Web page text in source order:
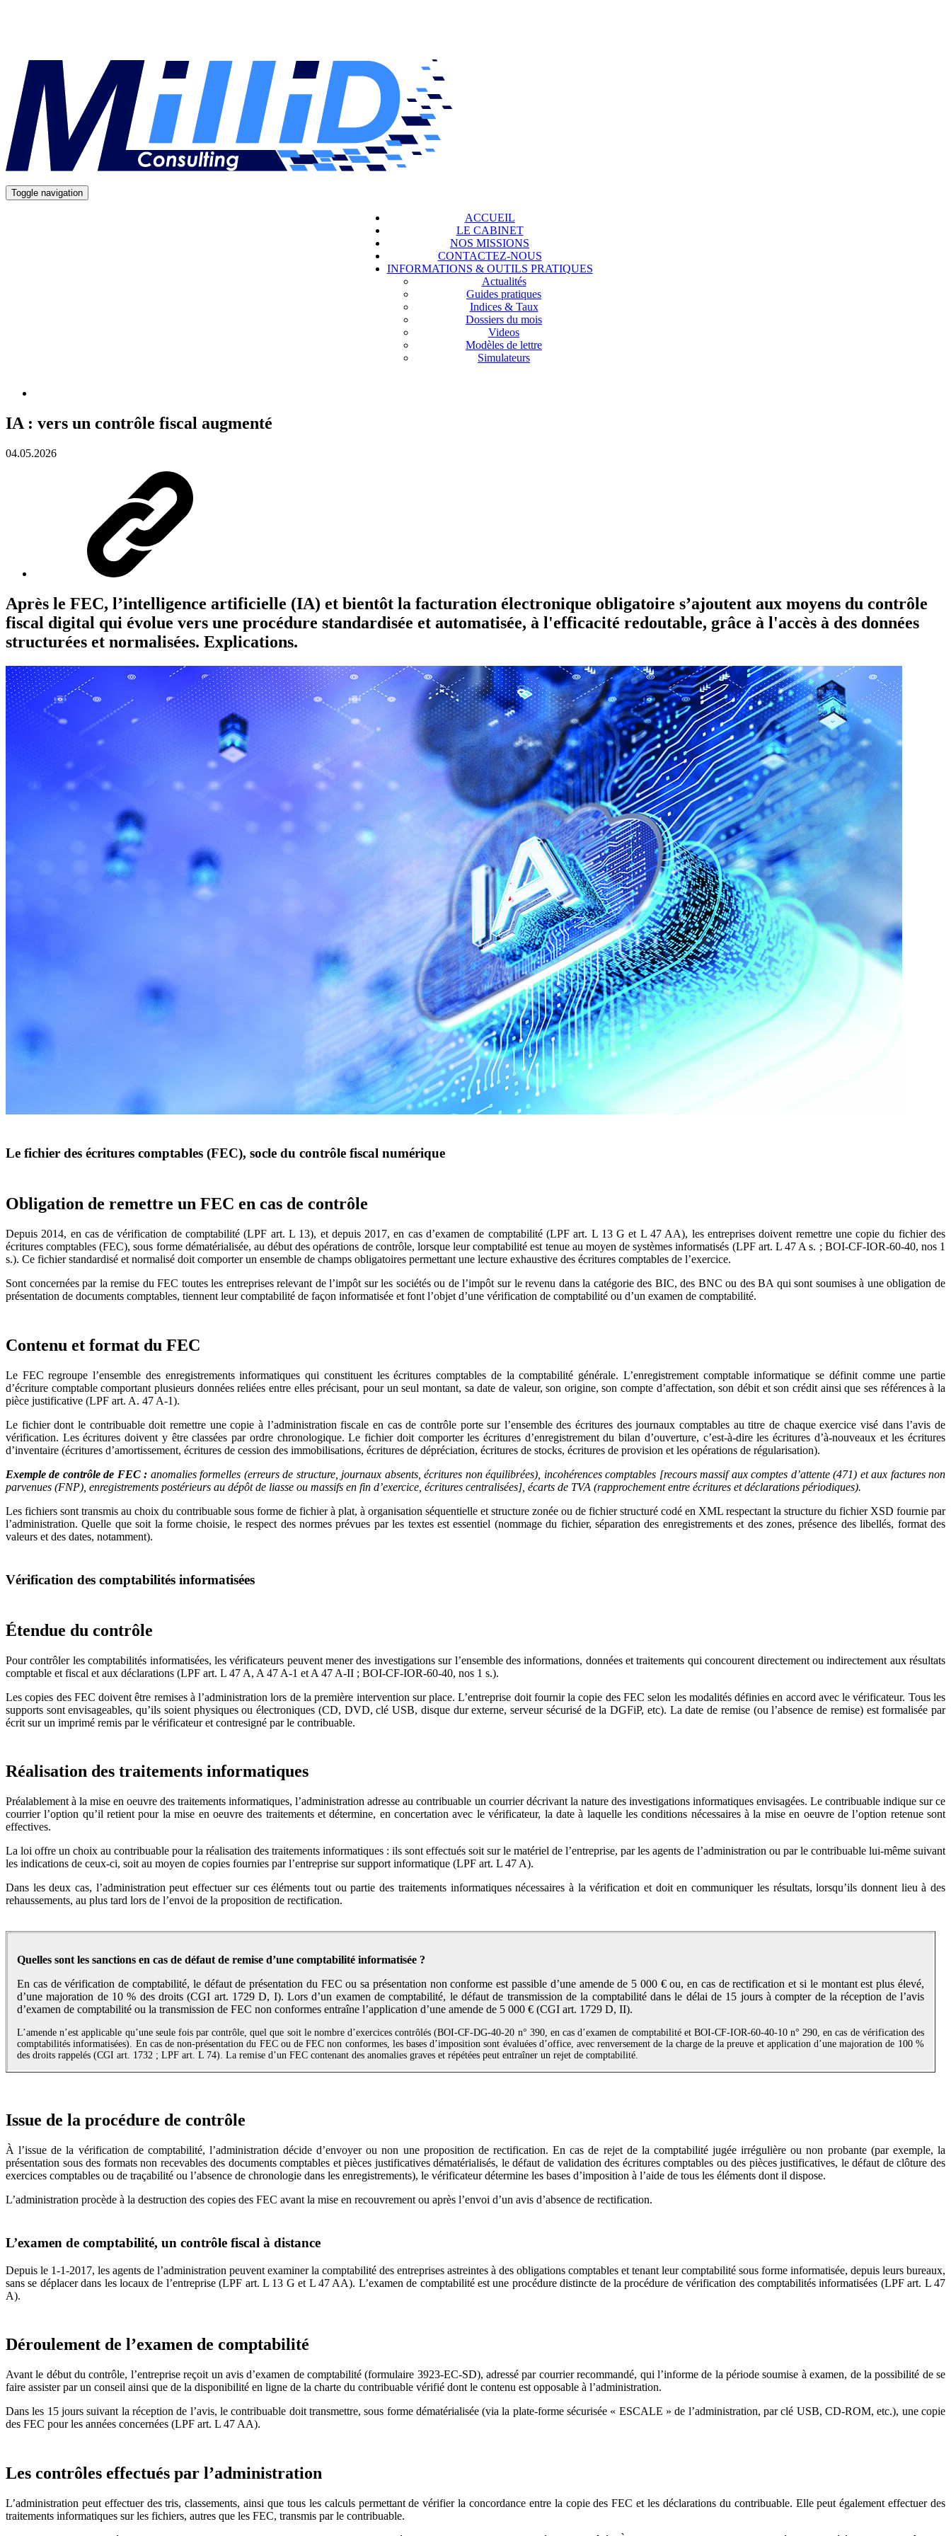
Toggle navigation
ACCUEIL
LE CABINET
NOS MISSIONS
CONTACTEZ-NOUS
INFORMATIONS & OUTILS PRATIQUES
Actualités
Guides pratiques
Indices & Taux
Dossiers du mois
Videos
Modèles de lettre
Simulateurs
IA : vers un contrôle fiscal augmenté
04.05.2026
Après le FEC, l’intelligence artificielle (IA) et bientôt la facturation électronique obligatoire s’ajoutent aux moyens du contrôle
fiscal digital qui évolue vers une procédure standardisée et automatisée, à l'efficacité redoutable, grâce à l'accès à des données
structurées et normalisées. Explications.
Le fichier des écritures comptables (FEC), socle du contrôle fiscal numérique
Obligation de remettre un FEC en cas de contrôle
Depuis 2014, en cas de vérification de comptabilité (LPF art. L 13), et depuis 2017, en cas d’examen de comptabilité (LPF art. L 13 G et L 47 AA), les entreprises doivent remettre une copie du fichier des
écritures comptables (FEC), sous forme dématérialisée, au début des opérations de contrôle, lorsque leur comptabilité est tenue au moyen de systèmes informatisés (LPF art. L 47 A s. ; BOI-CF-IOR-60-40, nos 1
s.). Ce fichier standardisé et normalisé doit comporter un ensemble de champs obligatoires permettant une lecture exhaustive des écritures comptables de l’exercice.
Sont concernées par la remise du FEC toutes les entreprises relevant de l’impôt sur les sociétés ou de l’impôt sur le revenu dans la catégorie des BIC, des BNC ou des BA qui sont soumises à une obligation de
présentation de documents comptables, tiennent leur comptabilité de façon informatisée et font l’objet d’une vérification de comptabilité ou d’un examen de comptabilité.
Contenu et format du FEC
Le FEC regroupe l’ensemble des enregistrements informatiques qui constituent les écritures comptables de la comptabilité générale. L’enregistrement comptable informatique se définit comme une partie
d’écriture comptable comportant plusieurs données reliées entre elles précisant, pour un seul montant, sa date de valeur, son origine, son compte d’affectation, son débit et son crédit ainsi que ses références à la
pièce justificative (LPF art. A. 47 A-1).
Le fichier dont le contribuable doit remettre une copie à l’administration fiscale en cas de contrôle porte sur l’ensemble des écritures des journaux comptables au titre de chaque exercice visé dans l’avis de
vérification. Les écritures doivent y être classées par ordre chronologique. Le fichier doit comporter les écritures d’enregistrement du bilan d’ouverture, c’est-à-dire les écritures d’à-nouveaux et les écritures
d’inventaire (écritures d’amortissement, écritures de cession des immobilisations, écritures de dépréciation, écritures de stocks, écritures de provision et les opérations de régularisation).
Exemple de contrôle de FEC : anomalies formelles (erreurs de structure, journaux absents, écritures non équilibrées), incohérences comptables [recours massif aux comptes d’attente (471) et aux factures non
parvenues (FNP), enregistrements postérieurs au dépôt de liasse ou massifs en fin d’exercice, écritures centralisées], écarts de TVA (rapprochement entre écritures et déclarations périodiques).
Les fichiers sont transmis au choix du contribuable sous forme de fichier à plat, à organisation séquentielle et structure zonée ou de fichier structuré codé en XML respectant la structure du fichier XSD fournie par
l’administration. Quelle que soit la forme choisie, le respect des normes prévues par les textes est essentiel (nommage du fichier, séparation des enregistrements et des zones, présence des libellés, format des
valeurs et des dates, notamment).
Vérification des comptabilités informatisées
Étendue du contrôle
Pour contrôler les comptabilités informatisées, les vérificateurs peuvent mener des investigations sur l’ensemble des informations, données et traitements qui concourent directement ou indirectement aux résultats
comptable et fiscal et aux déclarations (LPF art. L 47 A, A 47 A-1 et A 47 A-II ; BOI-CF-IOR-60-40, nos 1 s.).
Les copies des FEC doivent être remises à l’administration lors de la première intervention sur place. L’entreprise doit fournir la copie des FEC selon les modalités définies en accord avec le vérificateur. Tous les
supports sont envisageables, qu’ils soient physiques ou électroniques (CD, DVD, clé USB, disque dur externe, serveur sécurisé de la DGFiP, etc). La date de remise (ou l’absence de remise) est formalisée par
écrit sur un imprimé remis par le vérificateur et contresigné par le contribuable.
Réalisation des traitements informatiques
Préalablement à la mise en oeuvre des traitements informatiques, l’administration adresse au contribuable un courrier décrivant la nature des investigations informatiques envisagées. Le contribuable indique sur ce
courrier l’option qu’il retient pour la mise en oeuvre des traitements et détermine, en concertation avec le vérificateur, la date à laquelle les conditions nécessaires à la mise en oeuvre de l’option retenue sont
effectives.
La loi offre un choix au contribuable pour la réalisation des traitements informatiques : ils sont effectués soit sur le matériel de l’entreprise, par les agents de l’administration ou par le contribuable lui-même suivant
les indications de ceux-ci, soit au moyen de copies fournies par l’entreprise sur support informatique (LPF art. L 47 A).
Dans les deux cas, l’administration peut effectuer sur ces éléments tout ou partie des traitements informatiques nécessaires à la vérification et doit en communiquer les résultats, lorsqu’ils donnent lieu à des
rehaussements, au plus tard lors de l’envoi de la proposition de rectification.
Quelles sont les sanctions en cas de défaut de remise d’une comptabilité informatisée ?
En cas de vérification de comptabilité, le défaut de présentation du FEC ou sa présentation non conforme est passible d’une amende de 5 000 € ou, en cas de rectification et si le montant est plus élevé,
d’une majoration de 10 % des droits (CGI art. 1729 D, I). Lors d’un examen de comptabilité, le défaut de transmission de la comptabilité dans le délai de 15 jours à compter de la réception de l’avis
d’examen de comptabilité ou la transmission de FEC non conformes entraîne l’application d’une amende de 5 000 € (CGI art. 1729 D, II).
L’amende n’est applicable qu’une seule fois par contrôle, quel que soit le nombre d’exercices contrôlés (BOI-CF-DG-40-20 n° 390, en cas d’examen de comptabilité et BOI-CF-IOR-60-40-10 n° 290, en cas de vérification des
comptabilités informatisées). En cas de non-présentation du FEC ou de FEC non conformes, les bases d’imposition sont évaluées d’office, avec renversement de la charge de la preuve et application d’une majoration de 100 %
des droits rappelés (CGI art. 1732 ; LPF art. L 74). La remise d’un FEC contenant des anomalies graves et répétées peut entraîner un rejet de comptabilité.
Issue de la procédure de contrôle
À l’issue de la vérification de comptabilité, l’adminis­tration décide d’envoyer ou non une proposition de rectification. En cas de rejet de la comptabilité jugée irrégulière ou non probante (par exemple, la
présentation sous des formats non recevables des documents comptables et pièces justificatives dématérialisés, le défaut de validation des écritures comptables ou des pièces justificatives, le défaut de clôture des
exercices comptables ou de traçabilité ou l’absence de chronologie dans les enregistrements), le vérificateur détermine les bases d’imposition à l’aide de tous les éléments dont il dispose.
L’administration procède à la destruction des copies des FEC avant la mise en recouvrement ou après l’envoi d’un avis d’absence de rectification.
L’examen de comptabilité, un contrôle fiscal à distance
Depuis le 1-1-2017, les agents de l’administration peuvent examiner la comptabilité des entreprises astreintes à des obligations comptables et tenant leur comptabilité sous forme informatisée, depuis leurs bureaux,
sans se déplacer dans les locaux de l’entreprise (LPF art. L 13 G et L 47 AA). L’examen de comptabilité est une procédure distincte de la procédure de vérification des comptabilités informatisées (LPF art. L 47
A).
Déroulement de l’examen de comptabilité
Avant le début du contrôle, l’entreprise reçoit un avis d’examen de comptabilité (formulaire 3923-EC-SD), adressé par courrier recommandé, qui l’informe de la période soumise à examen, de la possibilité de se
faire assister par un conseil ainsi que de la disponibilité en ligne de la charte du contribuable vérifié dont le contenu est opposable à l’administration.
Dans les 15 jours suivant la réception de l’avis, le contribuable doit transmettre, sous forme dématérialisée (via la plate-forme sécurisée « ESCALE » de l’adminis­tration, par clé USB, CD-ROM, etc.), une copie
des FEC pour les années concernées (LPF art. L 47 AA).
Les contrôles effectués par l’administration
L’administration peut effectuer des tris, classements, ainsi que tous les calculs permettant de vérifier la concordance entre la copie des FEC et les déclarations du contribuable. Elle peut également effectuer des
traitements informatiques sur les fichiers, autres que les FEC, transmis par le contribuable.